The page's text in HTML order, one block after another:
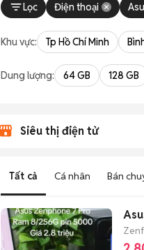
Lọc Điện thoại
Khu vực: Tp Hồ Chí Minh
Dung lượng: 64 GB 128 GB
Siêu thị điện tử
Tất cả Cá nhân Bán